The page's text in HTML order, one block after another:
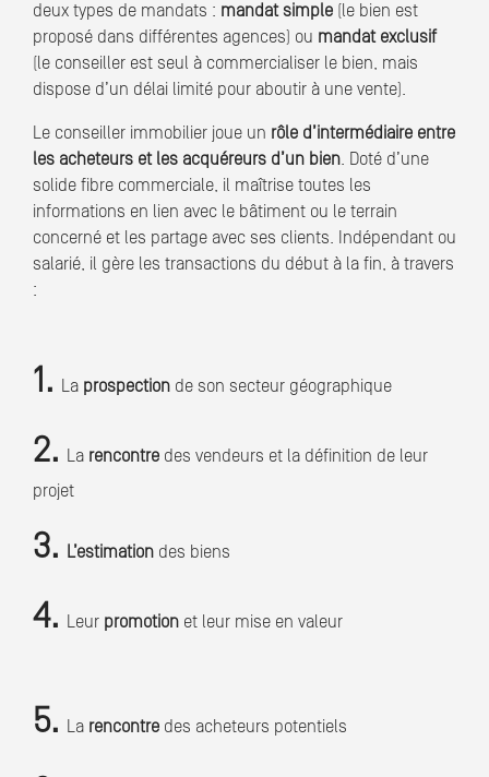
deux types de mandats : mandat simple (le bien est
proposé dans différentes agences) ou mandat exclusif
(le conseiller est seul à commercialiser le bien, mais
dispose d’un délai limité pour aboutir à une vente).
Le conseiller immobilier joue un rôle d’intermédiaire entre
les acheteurs et les acquéreurs d’un bien. Doté d’une
solide fibre commerciale, il maîtrise toutes les
informations en lien avec le bâtiment ou le terrain
concerné et les partage avec ses clients. Indépendant ou
salarié, il gère les transactions du début à la fin, à travers
:
1. La prospection de son secteur géographique
2. La rencontre des vendeurs et la définition de leur
projet
3. L’estimation des biens
4. Leur promotion et leur mise en valeur
5. La rencontre des acheteurs potentiels